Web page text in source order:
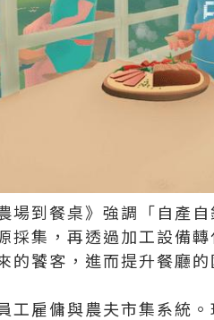
場到餐桌》強調「自產
採集，再透過加工設備
的饕客，進而提升餐廳的
工雇傭與農夫市集系統